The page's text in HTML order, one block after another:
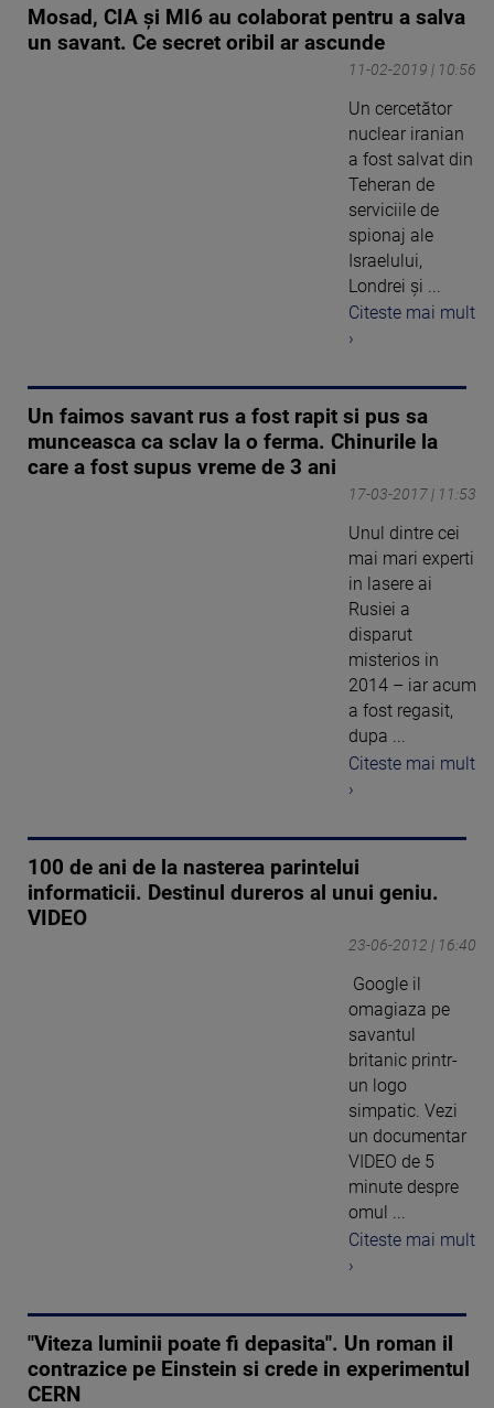
Mosad, CIA şi MI6 au colaborat pentru a salva
un savant. Ce secret oribil ar ascunde
11-02-2019 | 10:56
Un cercetător
nuclear iranian
a fost salvat din
Teheran de
serviciile de
spionaj ale
Israelului,
Londrei şi ...
Citeste mai mult
›
Un faimos savant rus a fost rapit si pus sa
munceasca ca sclav la o ferma. Chinurile la
care a fost supus vreme de 3 ani
17-03-2017 | 11:53
Unul dintre cei
mai mari experti
in lasere ai
Rusiei a
disparut
misterios in
2014 – iar acum
a fost regasit,
dupa ...
Citeste mai mult
›
100 de ani de la nasterea parintelui
informaticii. Destinul dureros al unui geniu.
VIDEO
23-06-2012 | 16:40
Google il
omagiaza pe
savantul
britanic printr-
un logo
simpatic. Vezi
un documentar
VIDEO de 5
minute despre
omul ...
Citeste mai mult
›
"Viteza luminii poate fi depasita". Un roman il
contrazice pe Einstein si crede in experimentul
CERN